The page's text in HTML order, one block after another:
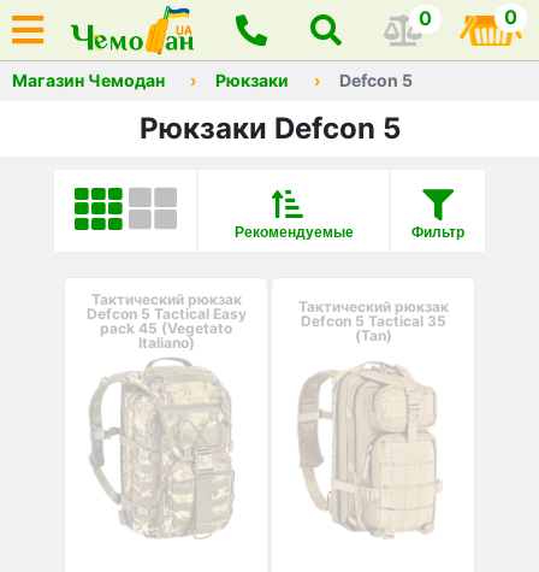
0 0
Магазин Чемодан Рюкзаки Defcon 5
Рюкзаки Defcon 5
Фильтр
Рекомендуемые
Тактический рюкзак
Defcon 5 Tactical Easy
pack 45 (Vegetato
Italiano)
Тактический рюкзак
Defcon 5 Tactical 35
(Tan)